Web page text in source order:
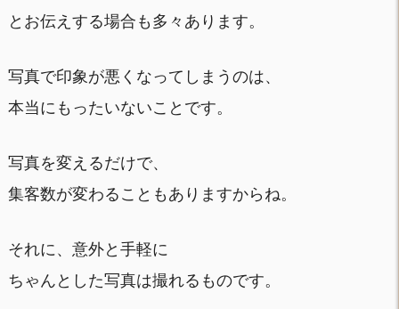
とお伝えする場合も多々あります。
写真で印象が悪くなってしまうのは、
本当にもったいないことです。
写真を変えるだけで、
集客数が変わることもありますからね。
それに、意外と手軽に
ちゃんとした写真は撮れるものです。